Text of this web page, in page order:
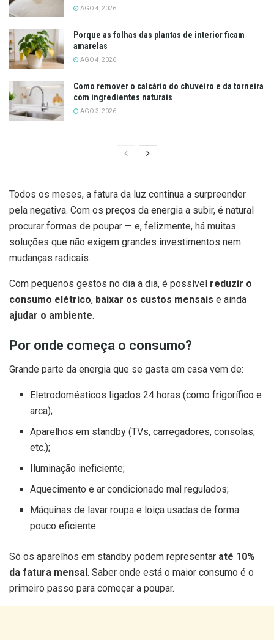
AGO 4, 2026
Porque as folhas das plantas de interior ficam
amarelas
AGO 4, 2026
Como remover o calcário do chuveiro e da torneira
com ingredientes naturais
AGO 3, 2026
Todos os meses, a fatura da luz continua a surpreender
pela negativa. Com os preços da energia a subir, é natural
procurar formas de poupar — e, felizmente, há muitas
soluções que não exigem grandes investimentos nem
mudanças radicais.
Com pequenos gestos no dia a dia, é possível reduzir o
consumo elétrico, baixar os custos mensais e ainda
ajudar o ambiente.
Por onde começa o consumo?
Grande parte da energia que se gasta em casa vem de:
Eletrodomésticos ligados 24 horas (como frigorífico e
arca);
Aparelhos em standby (TVs, carregadores, consolas,
etc.);
Iluminação ineficiente;
Aquecimento e ar condicionado mal regulados;
Máquinas de lavar roupa e loiça usadas de forma
pouco eficiente.
Só os aparelhos em standby podem representar até 10%
da fatura mensal . Saber onde está o maior consumo é o
primeiro passo para começar a poupar.